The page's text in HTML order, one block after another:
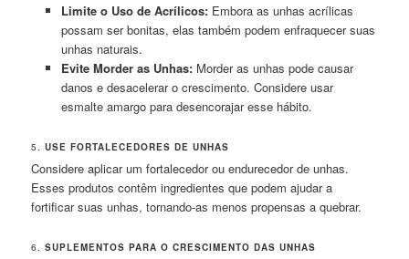
Limite o Uso de Acrílicos:Embora as unhas acrílicas
possam ser bonitas, elas também podem enfraquecer suas
unhas naturais.
Evite Morder as Unhas:Morder as unhas pode causar
danos e desacelerar o crescimento. Considere usar
esmalte amargo para desencorajar esse hábito.
5.USE FORTALECEDORES DE UNHAS
Considere aplicar um fortalecedor ou endurecedor de unhas.
Esses produtos contêm ingredientes que podem ajudar a
fortificar suas unhas, tornando-as menos propensas a quebrar.
6.SUPLEMENTOS PARA O CRESCIMENTO DAS UNHAS